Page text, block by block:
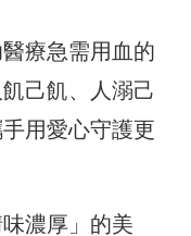
療急需用血的
己飢、人溺己
用愛心守護更
濃厚」的美